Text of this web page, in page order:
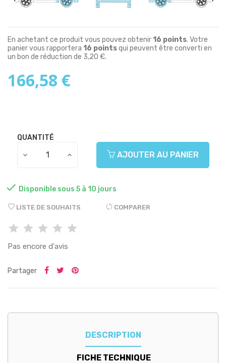
En achetant ce produit vous pouvez obtenir 16 points. Votre
panier vous rapportera 16 pointsqui peuvent être converti en
un bon de réduction de 3,20 €.
166,58 €
QUANTITÉ
AJOUTER AU PANIER
 Disponible sous 5 à 10 jours
LISTE DE SOUHAITS COMPARER
Pas encore d'avis
Partager
DESCRIPTION
FICHE TECHNIQUE